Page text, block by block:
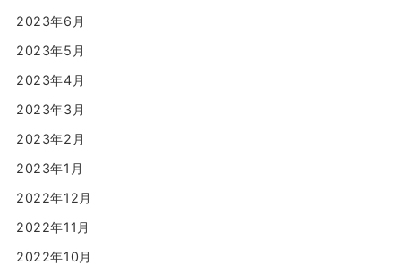
2023年6月
2023年5月
2023年4月
2023年3月
2023年2月
2023年1月
2022年12月
2022年11月
2022年10月